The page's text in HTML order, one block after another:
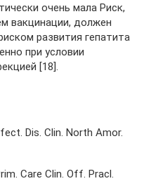
очень мала Риск,
вакцинации, должен
развития гепатита
при условии
[18].
Dis. Clin. North Amor.
Care Clin. Off. Pracl.